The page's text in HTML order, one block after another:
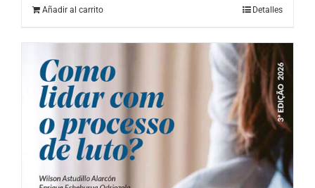
Añadir al carrito Detalles